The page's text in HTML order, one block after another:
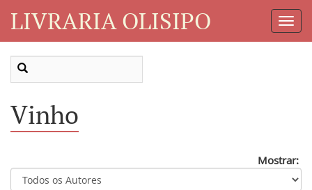
LIVRARIA OLISIPO
Vinho
Mostrar: